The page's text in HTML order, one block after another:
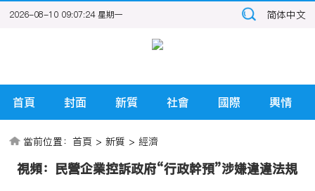
2026-08-10 09:07:24 星期一 简体中文
首頁 封面 新質 社會 國際 輿情
當前位置：首頁 >新質 >經濟
視頻：民營企業控訴政府“行政幹預”涉嫌違違法規